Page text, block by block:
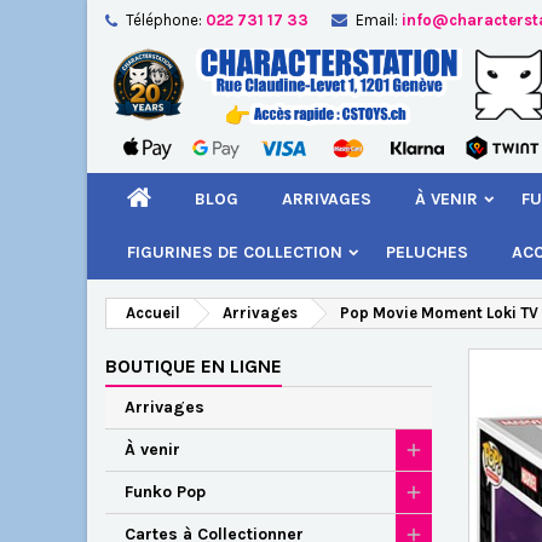
Téléphone: 022 731 17 33 Email:
BLOG ARRIVAGES À VENIR
FIGURINES DE COLLECTION PELUCHES
Accueil Arrivages Pop Movie Moment Loki
BOUTIQUE EN LIGNE
Arrivages
À venir
Funko Pop
Cartes à Collectionner